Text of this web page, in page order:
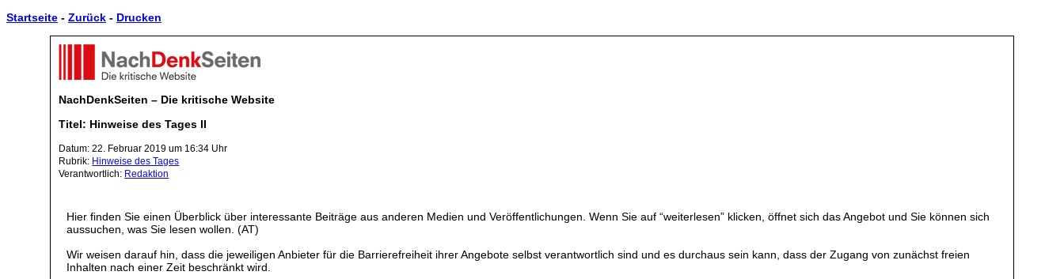
Startseite - Zurück - Drucken
NachDenkSeiten – Die kritische Website
Titel: Hinweise des Tages II
Datum: 22. Februar 2019 um 16:34 Uhr
Rubrik: Hinweise des Tages
Verantwortlich: Redaktion
Hier finden Sie einen Überblick über interessante Beiträge aus anderen Medien und Veröffentlichungen. Wenn Sie auf “weiterlesen” klicken, öffnet sich das Angebot und Sie können sich
aussuchen, was Sie lesen wollen. (AT)
Wir weisen darauf hin, dass die jeweiligen Anbieter für die Barrierefreiheit ihrer Angebote selbst verantwortlich sind und es durchaus sein kann, dass der Zugang von zunächst freien
Inhalten nach einer Zeit beschränkt wird.